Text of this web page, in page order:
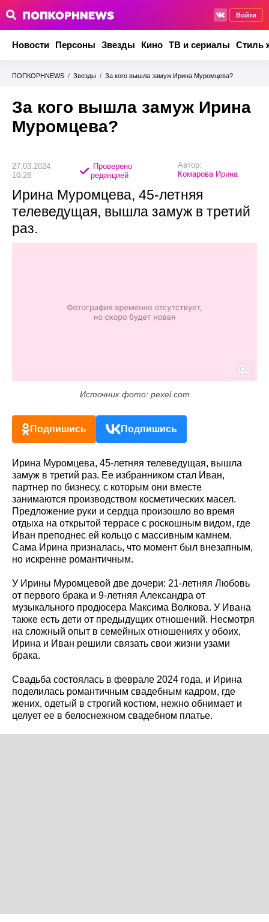
Войти
Новости Персоны Звезды Кино ТВ и сериалы Стиль
ПОПКОРНNEWS / Звезды / За кого вышла замуж Ирина Муромцева?
За кого вышла замуж Ирина
Муромцева?
27.03.2024
10:28
Проверено
редакцией
Автор:
Комарова Ирина
Ирина Муромцева, 45-летняя
телеведущая, вышла замуж в третий
раз.
Источник фото: pexel.com
Подпишись Подпишись
Ирина Муромцева, 45-летняя телеведущая, вышла
замуж в третий раз. Ее избранником стал Иван,
партнер по бизнесу, с которым они вместе
занимаются производством косметических масел.
Предложение руки и сердца произошло во время
отдыха на открытой террасе с роскошным видом, где
Иван преподнес ей кольцо с массивным камнем.
Сама Ирина призналась, что момент был внезапным,
но искренне романтичным.
У Ирины Муромцевой две дочери: 21-летняя Любовь
от первого брака и 9-летняя Александра от
музыкального продюсера Максима Волкова. У Ивана
также есть дети от предыдущих отношений. Несмотря
на сложный опыт в семейных отношениях у обоих,
Ирина и Иван решили связать свои жизни узами
брака.
Свадьба состоялась в феврале 2024 года, и Ирина
поделилась романтичным свадебным кадром, где
жених, одетый в строгий костюм, нежно обнимает и
целует ее в белоснежном свадебном платье.